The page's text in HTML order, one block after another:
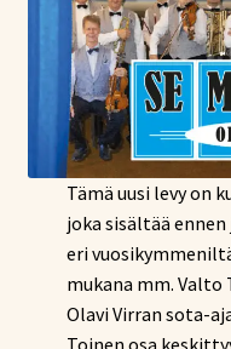
Tämä uusi levy on
joka sisältää
eri
mukana mm.
Olavi Virran sota-
Toinen osa